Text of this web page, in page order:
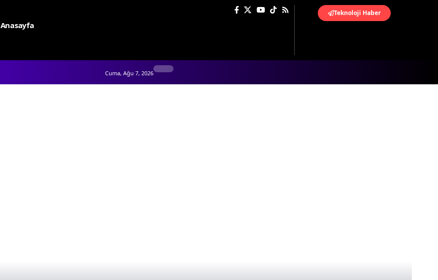
Anasayfa
Teknoloji Haber
Cuma, Ağu 7, 2026